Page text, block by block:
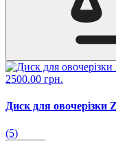
2500.00 грн.
Диск для овочерізки
(5)